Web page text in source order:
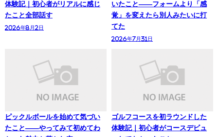
体験記｜初心者がリアルに感じ
たこと全部話す
2026年8月2日
いたこと——フォームより「感
覚」を変えたら別人みたいに打
てた
2026年7月31日
ピックルボールを始めて気づい
たこと——やってみて初めてわ
ゴルフコースを初ラウンドした
体験記｜初心者がコースデビュ